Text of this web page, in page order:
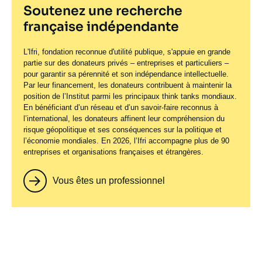
Soutenez une recherche
française indépendante
L'Ifri, fondation reconnue d'utilité publique, s'appuie en grande
partie sur des donateurs privés – entreprises et particuliers –
pour garantir sa pérennité et son indépendance intellectuelle.
Par leur financement, les donateurs contribuent à maintenir la
position de l’Institut parmi les principaux think tanks mondiaux.
En bénéficiant d’un réseau et d’un savoir-faire reconnus à
l’international, les donateurs affinent leur compréhension du
risque géopolitique et ses conséquences sur la politique et
l’économie mondiales. En 2026, l’Ifri accompagne plus de 90
entreprises et organisations françaises et étrangères.
Vous êtes un professionnel